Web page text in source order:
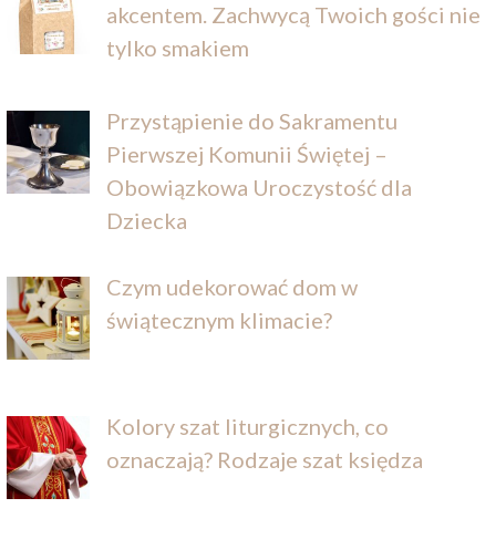
akcentem. Zachwycą Twoich gości nie
tylko smakiem
Przystąpienie do Sakramentu
Pierwszej Komunii Świętej –
Obowiązkowa Uroczystość dla
Dziecka
Czym udekorować dom w
świątecznym klimacie?
Kolory szat liturgicznych, co
oznaczają? Rodzaje szat księdza